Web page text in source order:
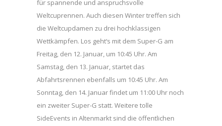
für spannende und anspruchsvolle
Weltcuprennen. Auch diesen Winter treffen sich
die Weltcupdamen zu drei hochklassigen
Wettkämpfen. Los geht‘s mit dem Super-G am
Freitag, den 12. Januar, um 10:45 Uhr. Am
Samstag, den 13. Januar, startet das
Abfahrtsrennen ebenfalls um 10:45 Uhr. Am
Sonntag, den 14. Januar findet um 11:00 Uhr noch
ein zweiter Super-G statt. Weitere tolle
SideEvents in Altenmarkt sind die öffentlichen